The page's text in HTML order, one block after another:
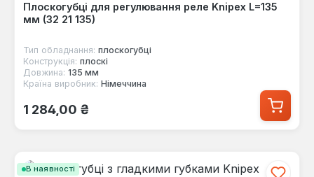
Плоскогубці для регулювання реле Knipex L=135
мм (32 21 135)
Тип обладнання: плоскогубці
Конструкція: плоскі
Довжина: 135 мм
Країна виробник: Німеччина
Звичайна ціна:
1 284,00 ₴
В наявності